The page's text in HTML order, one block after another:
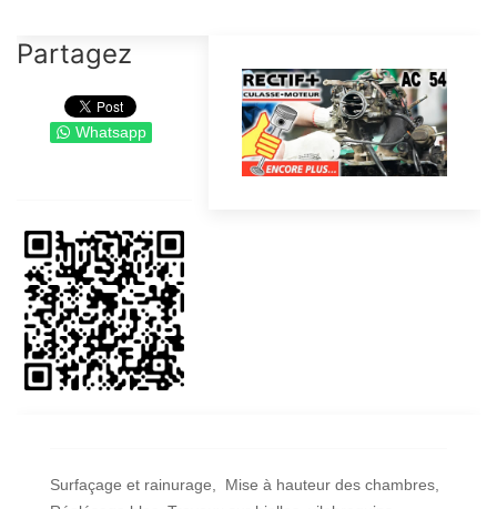
Partagez
Whatsapp
Surfaçage et rainurage, Mise à hauteur des chambres,